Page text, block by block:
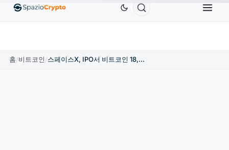
EthereumETHUS$1,880.58 TetherUSDT ↑0.00%
홈/비트코인/ 스페이스X, IPO서 비트코인 18,712개 공시: 6.6억 달러 매입